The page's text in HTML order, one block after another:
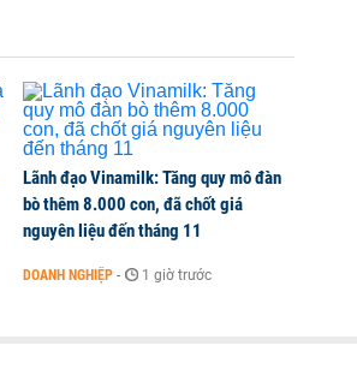
Lãnh đạo Vinamilk: Tăng quy mô đàn
bò thêm 8.000 con, đã chốt giá
nguyên liệu đến tháng 11
DOANH NGHIỆP - 1 giờ trước